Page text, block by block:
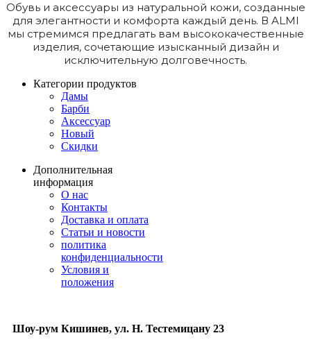
Обувь и аксессуары из натуральной кожи, созданные
для элегантности и комфорта каждый день. В ALMI
мы стремимся предлагать вам высококачественные
изделия, сочетающие изысканный дизайн и
исключительную долговечность.
Категории продуктов
Дамы
Барби
Аксессуар
Новый
Скидки
Дополнительная
информация
О нас
Контакты
Доставка и оплата
Статьи и новости
политика
конфиденциальности
Условия и
положения
Шоу-рум Кишинев, ул. Н. Тестемицану 23